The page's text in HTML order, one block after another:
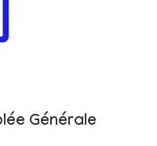
Générale